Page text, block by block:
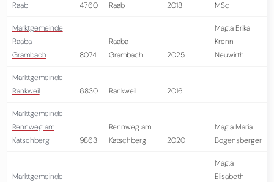
Raab
4760 Raab 2018
MSc
Marktgemeinde
Raaba-
Grambach
8074
Raaba-
Grambach
2025
Mag.a Erika
Krenn-
Neuwirth
Marktgemeinde
Rankweil
6830 Rankweil 2016
Marktgemeinde
Rennweg am
Katschberg
9863
Rennweg am
Katschberg
2020
Mag.a Maria
Bogensberger
Marktgemeinde
Mag.a
Elisabeth